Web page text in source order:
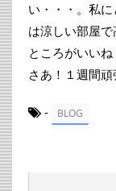
い・・・。私
は涼しい部屋
ところがいいね
さあ！１週間頑
- BLOG